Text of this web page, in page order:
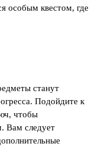
особым квестом, где
станут
Подойдите к
чтобы
Вам следует